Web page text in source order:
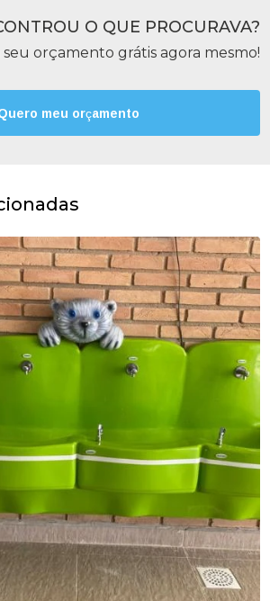
O QUE PROCURAVA?
seu orçamento grátis agora mesmo!
meu orçamento